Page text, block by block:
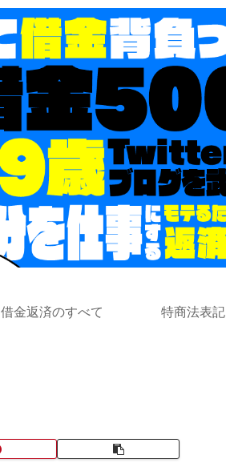
借金返済のすべて 特商法表記